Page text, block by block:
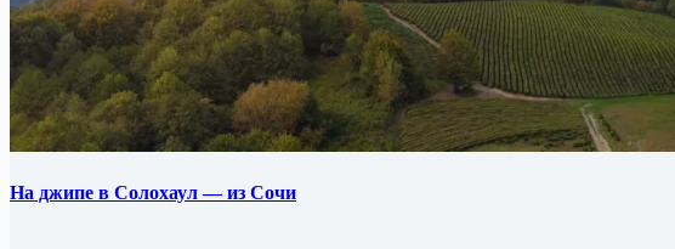
На джипе в Солохаул — из Сочи